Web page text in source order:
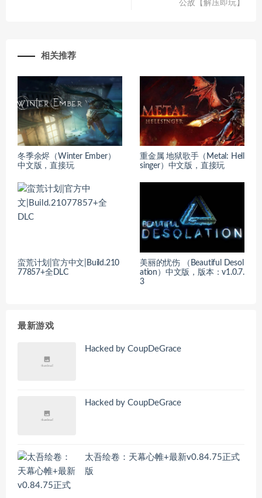
公敌【解压即玩】
相关推荐
冬季余烬（Winter Ember）
中文版，直接玩
重金属 地狱歌手（Metal: Hell
singer）中文版，直接玩
蛮荒计划|官方中文|Build.210
77857+全DLC
美丽的忧伤 （Beautiful Desol
ation）中文版，版本：v1.0.7.
3
最新游戏
Hacked by CoupDeGrace
Hacked by CoupDeGrace
太吾绘卷：天幕心帷+最新v0.84.75正式
版